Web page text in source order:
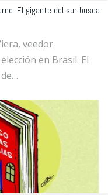
El gigante del sur busca
veedor
en Brasil. El